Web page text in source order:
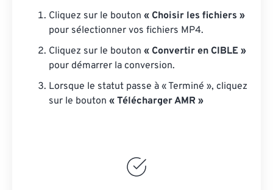
Cliquez sur le bouton « Choisir les fichiers »
pour sélectionner vos fichiers MP4.
Cliquez sur le bouton « Convertir en CIBLE »
pour démarrer la conversion.
Lorsque le statut passe à « Terminé », cliquez
sur le bouton « Télécharger AMR »